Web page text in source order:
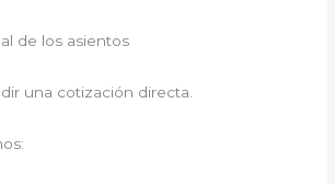
de los asientos
una cotización directa.